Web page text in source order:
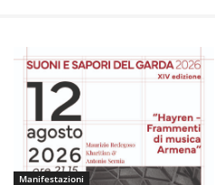
Manifestazioni